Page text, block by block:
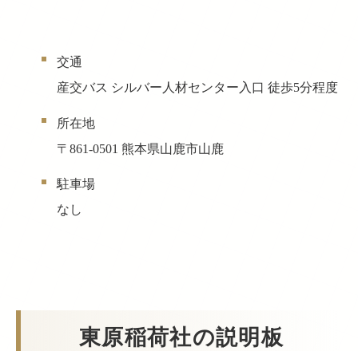
交通
産交バス シルバー人材センター入口 徒歩5分程度
所在地
〒861-0501 熊本県山鹿市山鹿
駐車場
なし
東原稲荷社の説明板